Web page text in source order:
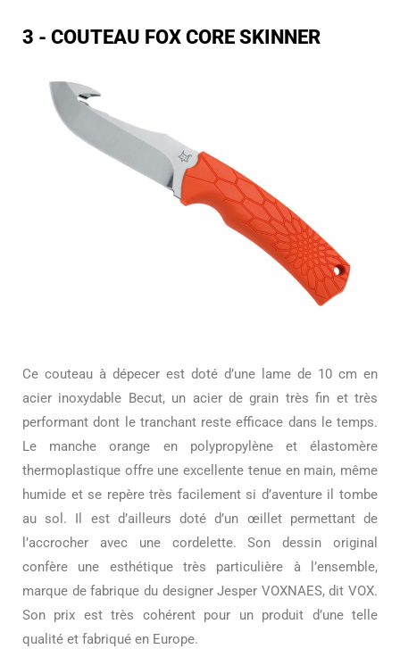
3 - COUTEAU FOX CORE SKINNER
Ce couteau à dépecer est doté d’une lame de 10 cm en
acier inoxydable Becut, un acier de grain très fin et très
performant dont le tranchant reste efficace dans le temps.
Le manche orange en polypropylène et élastomère
thermoplastique offre une excellente tenue en main, même
humide et se repère très facilement si d’aventure il tombe
au sol. Il est d’ailleurs doté d’un œillet permettant de
l’accrocher avec une cordelette. Son dessin original
confère une esthétique très particulière à l’ensemble,
marque de fabrique du designer Jesper VOXNAES, dit VOX.
Son prix est très cohérent pour un produit d’une telle
qualité et fabriqué en Europe.